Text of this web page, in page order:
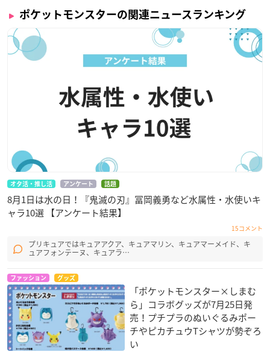
ラブラリー バイ フェイラー大丸札幌店（3F）
ラブラリー バイ フェイラーエスパル仙台店（本館1F中央エス
カレーター前）
フェイラー銀座本店（銀座4-4-1）
ラブラリー バイ フェイラーアトレ吉祥寺店（本館 2F）
ラブラリー バイ フェイラーエチカ表参道店（B2F 9区画）
ラブラリー バイ フェイラー玉川髙島屋S･C 店（南館専門店 B
ラブラリー バイ フェイラー東京駅グランスタ店（JR東日本東
ラブラリー バイ フェイラールミネエスト新宿店（4F）
ラブラリー バイ フェイラー横浜ジョイナス店（3F）
ラブラリー バイ フェイラータカシマヤ ゲートタワーモール店
（7F）
ラブラリー バイ フェイラー松坂屋名古屋店（南館2F）
ラブラリー バイ フェイラー京都髙島屋S.C.店（1F） ※2023年1
0月17日（火）オープン
高島屋大阪店フェイラーショップ（1F）
ラブラリー バイ フェイラー大阪ルクアイーレ店（5F）
ラブラリー バイ フェイラー天王寺ミオ店（プラザ館2F）
ラブラリーバイフェイラーエキエ広島（2F）
フェイラー天神地下街店（東8番街）
【抽選申し込みの流れ】
ポケットモンスターの関連ニュースランキング
オタ活・推し活 アンケート 話題
8月1日は水の日！『鬼滅の刃』冨岡義勇など水属性・水使いキ
ャラ10選 【アンケート結果】
15コメント
プリキュアではキュアアクア、キュアマリン、キュアマーメイド、キ
ュアフォンテーヌ、キュアラ…
ファッション グッズ
「ポケットモンスター×しまむ
ら」コラボグッズが7月25日発
売！プチプラのぬいぐるみポー
チやピカチュウTシャツが勢ぞろ
い